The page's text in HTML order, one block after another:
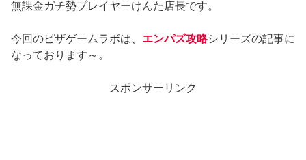
無課金ガチ勢プレイヤーけんた店長です。
今回のピザゲームラボは、 エンパズ攻略シリーズの記事に
なっております～。
スポンサーリンク